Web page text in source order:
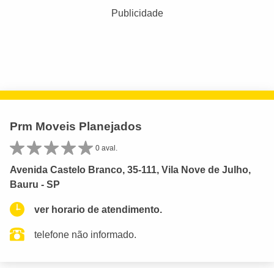
Publicidade
Prm Moveis Planejados
0 aval.
Avenida Castelo Branco, 35-111, Vila Nove de Julho,
Bauru - SP
ver horario de atendimento.
telefone não informado.